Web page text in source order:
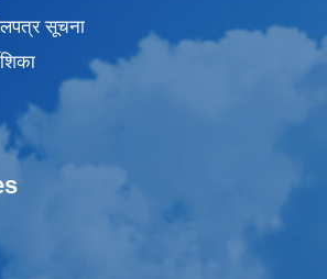
सूचना